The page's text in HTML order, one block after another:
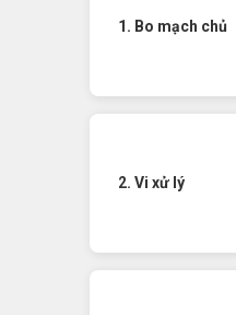
1. Bo mạch chủ
2. Vi xử lý